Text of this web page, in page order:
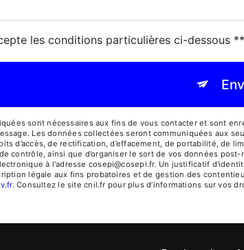
les conditions particulières ci-dessous **
sont nécessaires aux fins de vous contacter et sont
Les données collectées seront communiquées aux
d’accès, de rectification, d’effacement, de portabilité,
contrôle, ainsi que d’organiser le sort de vos données
à l'adresse cosepi@cosepi.fr. Un justificatif
légale aux fins probatoires et de gestion des
. Consultez le site cnil.fr pour plus d’informations sur vos